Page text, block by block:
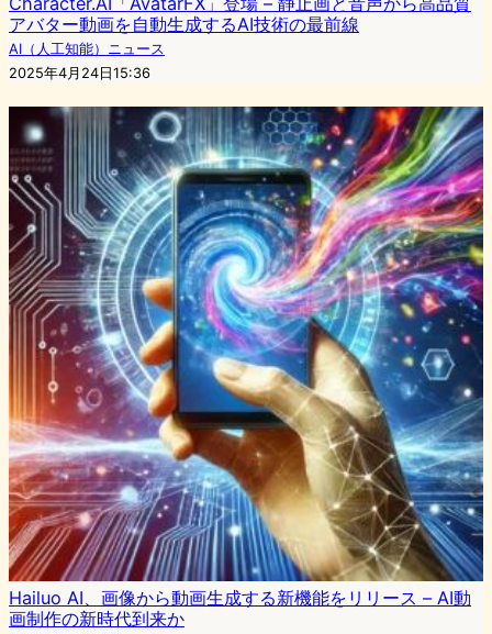
アバター動画を自動生成するAI技術の最前線
AI（人工知能）ニュース
2025年4月24日15:36
Hailuo AI、画像から動画生成する新機能をリリース – AI動
画制作の新時代到来か